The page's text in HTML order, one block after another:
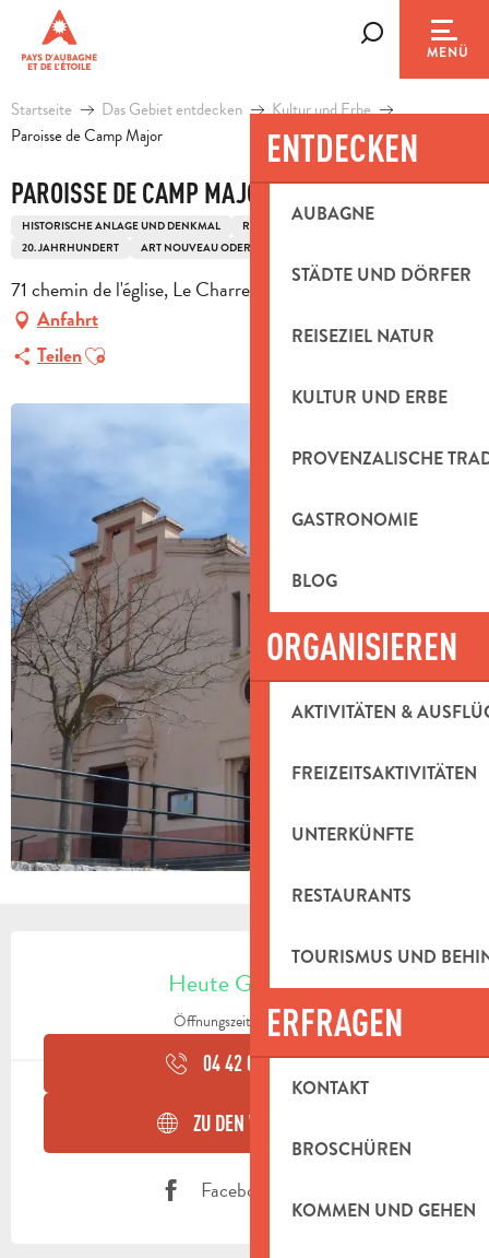
contenu
principal
MENÜ
ENTDECKEN
AUBAGNE
STÄDTE UND DÖRFER
REISEZIEL NATUR
KULTUR UND ERBE
PROVENZALISCHE
GASTRONOMIE
BLOG
ORGANISIEREN
AKTIVITÄTEN &
FREIZEITSAKTIVITÄTEN
UNTERKÜNFTE
RESTAURANTS
TOURISMUS UND
ERFRAGEN
KONTAKT
BROSCHÜREN
KOMMEN UND GEHEN
Startseite Das Gebiet entdecken
Kultur und Erbe
Paroisse de Camp Major
PAROISSE DE CAMP MAJOR
HISTORISCHE ANLAGE UND DENKMAL RELIGIÖSES ERBGUT
20. JAHRHUNDERT
ART NOUVEAU ODER ART DÉCO
71 chemin de l'église, Le Charrel, 13400 Aubagne
Anfahrt
TeilenAjouter aux favoris
ÖFFNUNGSZEITEN &
Heute Geöffnet
Öffnungszeiten ansehen
04 42 03 12▒▒
ZU DEN WEBSEITEN
Facebook Seite